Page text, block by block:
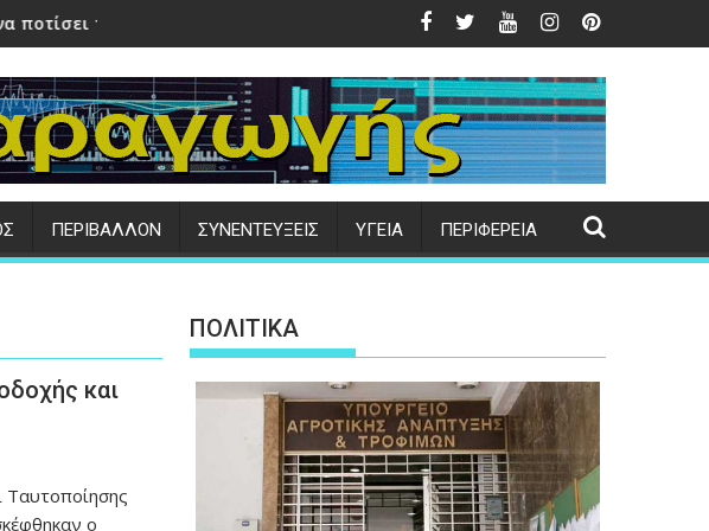
βρέθηκε νεκρός στο πηγάδι
| Στην ΑΑΔΕ μέσω myAGRO οι αιτήσεις – Προθεσμία έως 16/10/2026
Σύγκρουση δύο ελικοπτέρων σε
ΠΕΡΙΒΑΛΛΟΝ ΣΥΝΕΝΤΕΥΞΕΙΣ ΥΓΕΙΑ ΠΕΡΙΦΕΡΕΙΑ
και
Ταυτοποίησης
ο
ΠΟΛΙΤΙΚΑ